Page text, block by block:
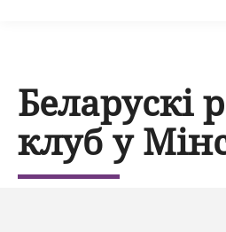
Беларускі
клуб у